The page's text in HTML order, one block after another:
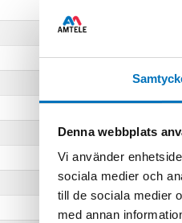
Denna webbplats
Vi använder
sociala medier och
till de sociala medier
med annan
WR650
WR510
WR430
WR340
WR284
WR229
WR187